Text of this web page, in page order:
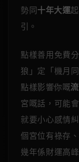
勢同十年大運
引。
點樣善用免費
狼」定「機月
點樣影響你嘅
宮嘅話，可能
就要小心感情
個宮位有祿存
幾年係財運高